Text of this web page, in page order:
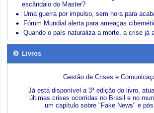
escândalo do Master?
Uma guerra por impulso, sem hora para
Fórum Mundial alerta para ameaças
Quando o país naturaliza a morte, a crise já
Livros
Gestão de Crises e
Já está disponível a 3ª edição do livro,
últimas crises ocorridas no Brasil e no
um capítulo sobre "Fake News" e